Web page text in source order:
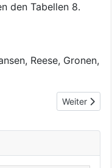
den Tabellen 8.
Reese, Gronen,
Siegesserie?Nächster
Weiter